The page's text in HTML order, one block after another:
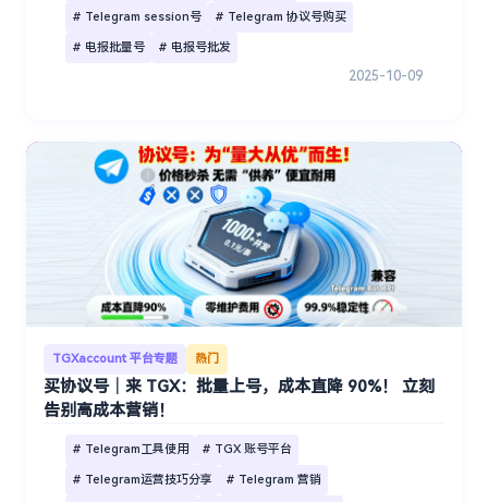
# Telegram session号 # Telegram 协议号购买
# 电报批量号 # 电报号批发
2025-10-09
TGXaccount 平台专题 热门
买协议号｜来 TGX：批量上号，成本直降 90%！ 立刻
告别高成本营销！
# Telegram工具使用 # TGX 账号平台
# Telegram运营技巧分享 # Telegram 营销